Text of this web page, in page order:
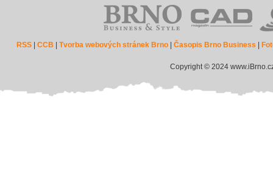
RSS |CCB |Tvorba webových stránek Brno |Časopis Brno Business
Copyright © 2024